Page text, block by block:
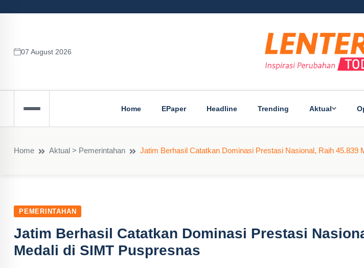
07 August 2026
Home EPaper Headline Trending Aktual
Home Aktual > Pemerintahan Jatim Berhasil Catatkan Dominasi Prestasi Nasional, Raih 45.839
PEMERINTAHAN
Jatim Berhasil Catatkan Dominasi Prestasi
Medali di SIMT Puspresnas